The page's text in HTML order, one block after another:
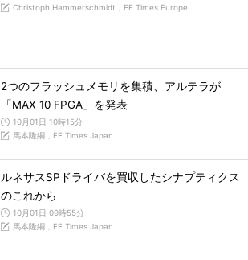
Christoph Hammerschmidt，EE Times Europe
2つのフラッシュメモリを集積、アルテラが
「MAX 10 FPGA」を発表
10月01日 10時15分
馬本隆綱，EE Times Japan
ルネサスSPドライバを買収したシナプティクス
のこれから
10月01日 09時55分
馬本隆綱，EE Times Japan